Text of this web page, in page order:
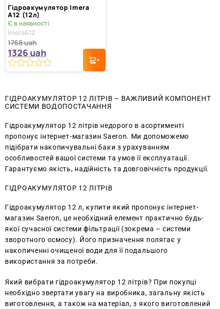
Гідроакумулятор Imera
A12 (12л)
Є в наявності
ImeraA12
1768uah
1326 uah
ГІДРОАКУМУЛЯТОР 12 ЛІТРІВ – ВАЖЛИВИЙ КОМПОНЕНТ
СИСТЕМИ ВОДОПОСТАЧАННЯ
Гідроакумулятор 12 літрів недорого в асортименті
пропонує інтернет-магазин Saeron. Ми допоможемо
підібрати накопичувальні баки з урахуванням
особливостей вашої системи та умов її експлуатації.
Гарантуємо якість, надійність та довговічність продукції.
ГІДРОАКУМУЛЯТОР 12 ЛІТРІВ
Гідроакумулятор 12 л, купити який пропонує інтернет-
магазин Saeron, це необхідний елемент практично будь-
якої сучасної системи фільтрації (зокрема – системи
зворотного осмосу). Його призначення полягає у
накопиченні очищеної води для її подальшого
використання за потреби.
Який вибрати гідроакумулятор 12 літрів? При покупці
необхідно звертати увагу на виробника, загальну якість
виготовлення, а також на матеріал, з якого виготовлений